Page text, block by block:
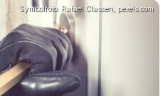
Symbolfoto: Rafael Classen, pexels.com